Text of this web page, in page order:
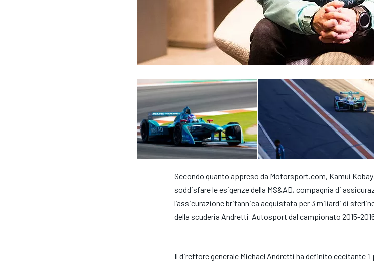
Secondo quanto appreso da Motorsport.com, Kamui
soddisfare le esigenze della MS&AD, compagnia di
l’assicurazione britannica acquistata per 3 miliardi di
della scuderia Andretti Autosport dal campionato 2015-
Il direttore generale Michael Andretti ha definito eccitante il